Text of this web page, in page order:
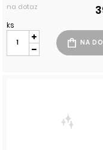
na dotaz
ks